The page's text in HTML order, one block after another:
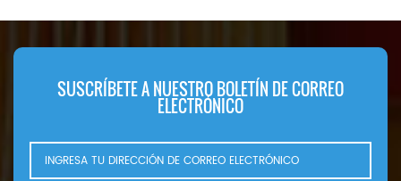
SUSCRÍBETE A NUESTRO BOLETÍN DE CORREO
ELECTRÓNICO